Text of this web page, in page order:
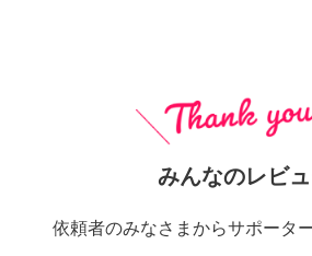
みんなのレビ
依頼者のみなさまからサポータ